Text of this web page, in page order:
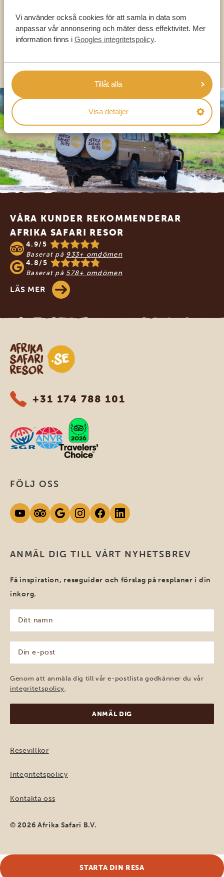
Vi använder också cookies för att samla in data som
anpassar vår annonsering och mäter dess effektivitet. Mer
information finns i Googles integritetspolicy.
Tillåt alla
Visa detaljer
SV:+31 174 788 101
Footer
VÅRA KUNDER REKOMMENDERAR
AFRIKA SAFARI RESOR
4.9/5
Baserat på 933+ omdömen
4.8/5
Baserat på 578+ omdömen
LÄS MER
Safari-resor i Afrika
+31 174 788 101
ANMÄL DIG TILL VÅRT NYHETSBREV
Få inspiration, reseguider och förslag på resplaner i din
inkorg.
namn
(Obligatoriskt)
post
(Obligatoriskt)
Genom att anmäla dig till vår e-postlista godkänner du vår
integritetspolicy
FÖLJ OSS
Resevillkor
Integritetspolicy
Kontakta oss
© 2026 Afrika Safari B.V.
STARTA DIN RESA